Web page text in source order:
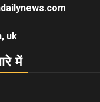
uk
में